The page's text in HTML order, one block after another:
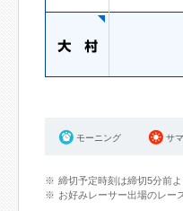
モーニング サ
締切予定時刻は締切5分前よ
お好みレーサー出場のレー